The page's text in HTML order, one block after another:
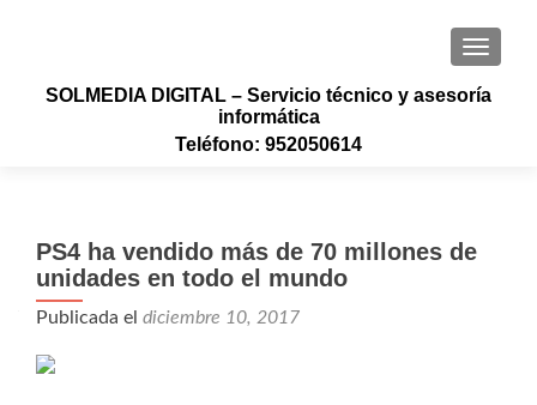
SOLMEDIA DIGITAL – Servicio técnico y asesoría
informática
Teléfono: 952050614
PS4 ha vendido más de 70 millones de
unidades en todo el mundo
Publicada el diciembre 10, 2017